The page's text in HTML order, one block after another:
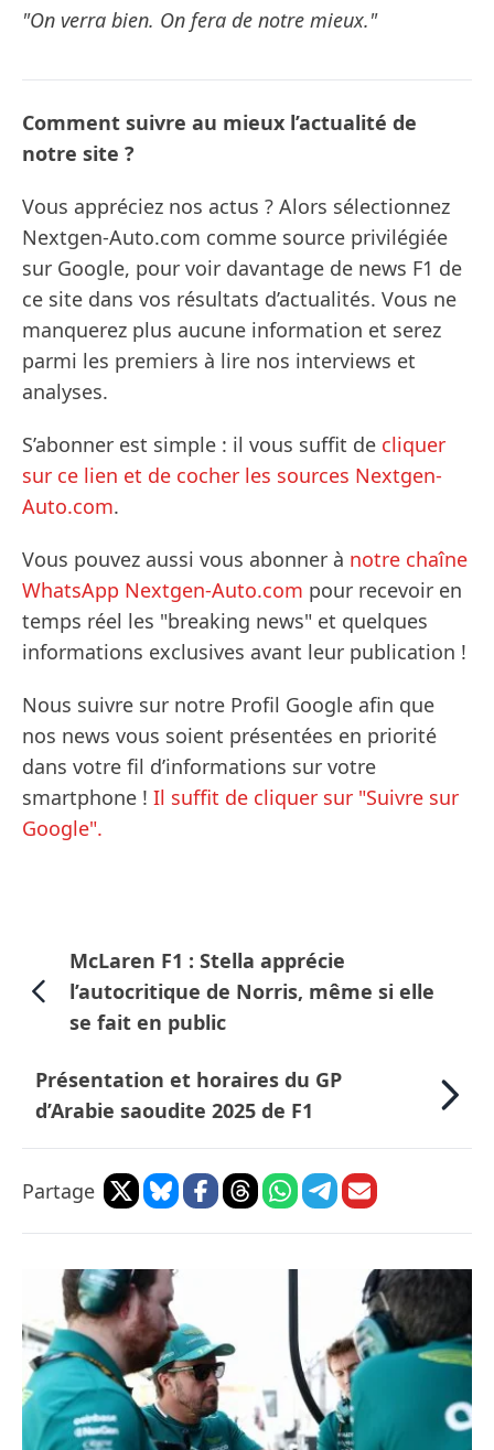
"On verra bien. On fera de notre mieux."
Comment suivre au mieux l’actualité de
notre site ?
Vous appréciez nos actus ? Alors sélectionnez
Nextgen-Auto.com comme source privilégiée
sur Google, pour voir davantage de news F1 de
ce site dans vos résultats d’actualités. Vous ne
manquerez plus aucune information et serez
parmi les premiers à lire nos interviews et
analyses.
S’abonner est simple : il vous suffit de cliquer
sur ce lien et de cocher les sources Nextgen-
Auto.com.
Vous pouvez aussi vous abonner à notre chaîne
WhatsApp Nextgen-Auto.com pour recevoir en
temps réel les "breaking news" et quelques
informations exclusives avant leur publication !
Nous suivre sur notre Profil Google afin que
nos news vous soient présentées en priorité
dans votre fil d’informations sur votre
smartphone ! Il suffit de cliquer sur "Suivre sur
Google".
McLaren F1 : Stella apprécie
l’autocritique de Norris, même si elle
se fait en public
Présentation et horaires du GP
d’Arabie saoudite 2025 de F1
Partage